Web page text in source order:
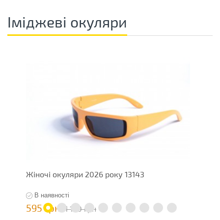
Іміджеві окуляри
Жіночі окуляри 2026 року 13143
В наявності
595 грн 1 190 грн